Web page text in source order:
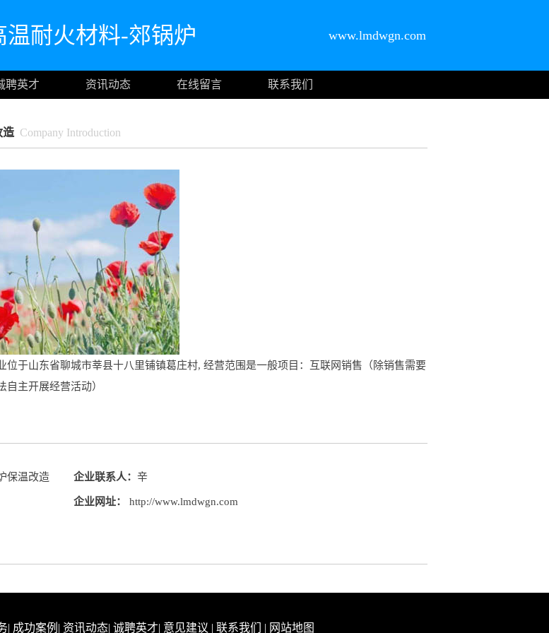
耐火材料-郊锅炉 www.lmdwgn.com
聘英才 资讯动态 在线留言
联系我们
造 Company Introduction
于山东省聊城市莘县十八里铺镇葛庄村, 经营范围是一般项目：互联网销售（除销售需要
主开展经营活动）
保温改造 企业联系人： 辛
企业网址： http://www.lmdwgn.com
| 成功案例 | 资讯动态| 诚聘英才| 意见建议 | 联系我们 | 网站地图